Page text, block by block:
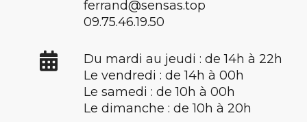
ferrand@sensas.top
09.75.46.19.50
Du mardi au jeudi : de 14h à 22h
Le vendredi : de 14h à 00h
Le samedi : de 10h à 00h
Le dimanche : de 10h à 20h